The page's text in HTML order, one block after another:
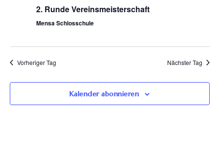
2. Runde Vereinsmeisterschaft
Mensa Schlosschule
Vorheriger Tag Nächster Tag
Kalender abonnieren